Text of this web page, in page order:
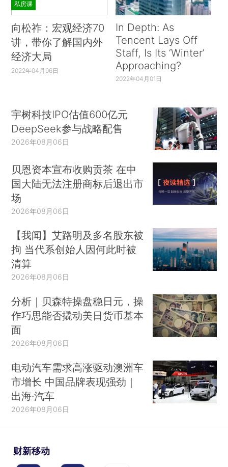
私房课
向松祚：宏观经济70
讲，带你了解国内外
经济大局
2022年04月06日
In Depth: As
Tencent Lays Off
Staff, Is Its ‘Winter’
Approaching?
2022年04月01日
宇树科技IPO估值600亿元
DeepSeek参与战略配售
2026年08月06日
贝恩资本宣布收购贡茶 在中
国大陆无法注册商标后退出市
场
2026年08月06日
【我闻】艾路明及多名股东被
拘 当代系创始人因何此时被
清算
2026年08月06日
分析｜贝森特操盘稳日元，操
作巧思能否撬动美日货币基本
面
2026年08月06日
电动汽车需求高涨驱动澳洲车
市增长 中国品牌表现强劲｜
出海·汽车
2026年08月06日
财新移动